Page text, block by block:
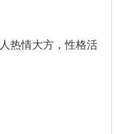
热情大方，性格活